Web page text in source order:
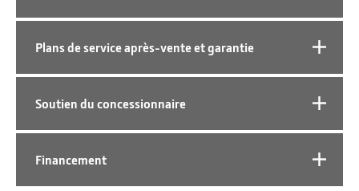
Plans de service après-vente et garantie
Soutien du concessionnaire
Financement